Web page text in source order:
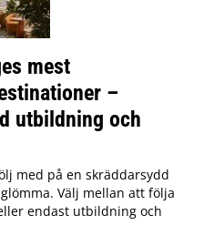
mest
–
utbildning och
med på en skräddarsydd
Välj mellan att följa
endast utbildning och